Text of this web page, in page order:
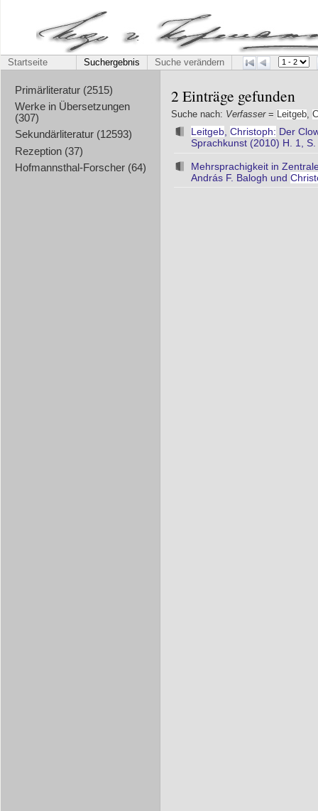
Startseite Suchergebnis Suche verändern
Primärliteratur (2515)
Werke in Übersetzungen
(307)
Sekundärliteratur (12593)
Rezeption (37)
Hofmannsthal-Forscher (64)
2 Einträge gefunden
Suche nach: Verfasser= Leitgeb
Leitgeb, Christoph: Der
Sprachkunst (2010) H. 1,
Mehrsprachigkeit in
András F. Balogh und